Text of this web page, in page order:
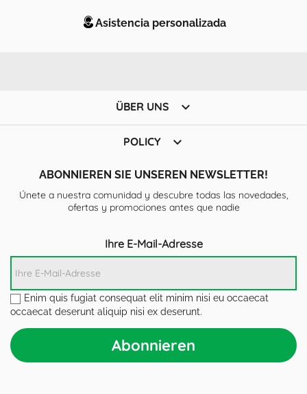
Asistencia personalizada
ÜBER UNS 
POLICY 
ABONNIEREN SIE UNSEREN NEWSLETTER!
Únete a nuestra comunidad y descubre todas las novedades,
ofertas y promociones antes que nadie
Ihre E-Mail-Adresse
Enim quis fugiat consequat elit minim nisi eu occaecat
occaecat deserunt aliquip nisi ex deserunt.